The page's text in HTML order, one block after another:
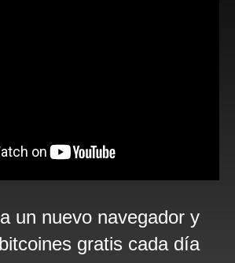
un nuevo navegador y
gratis cada día